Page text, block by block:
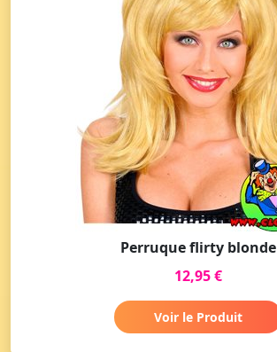
Perruque flirty blonde
12,95 €
Voir le Produit